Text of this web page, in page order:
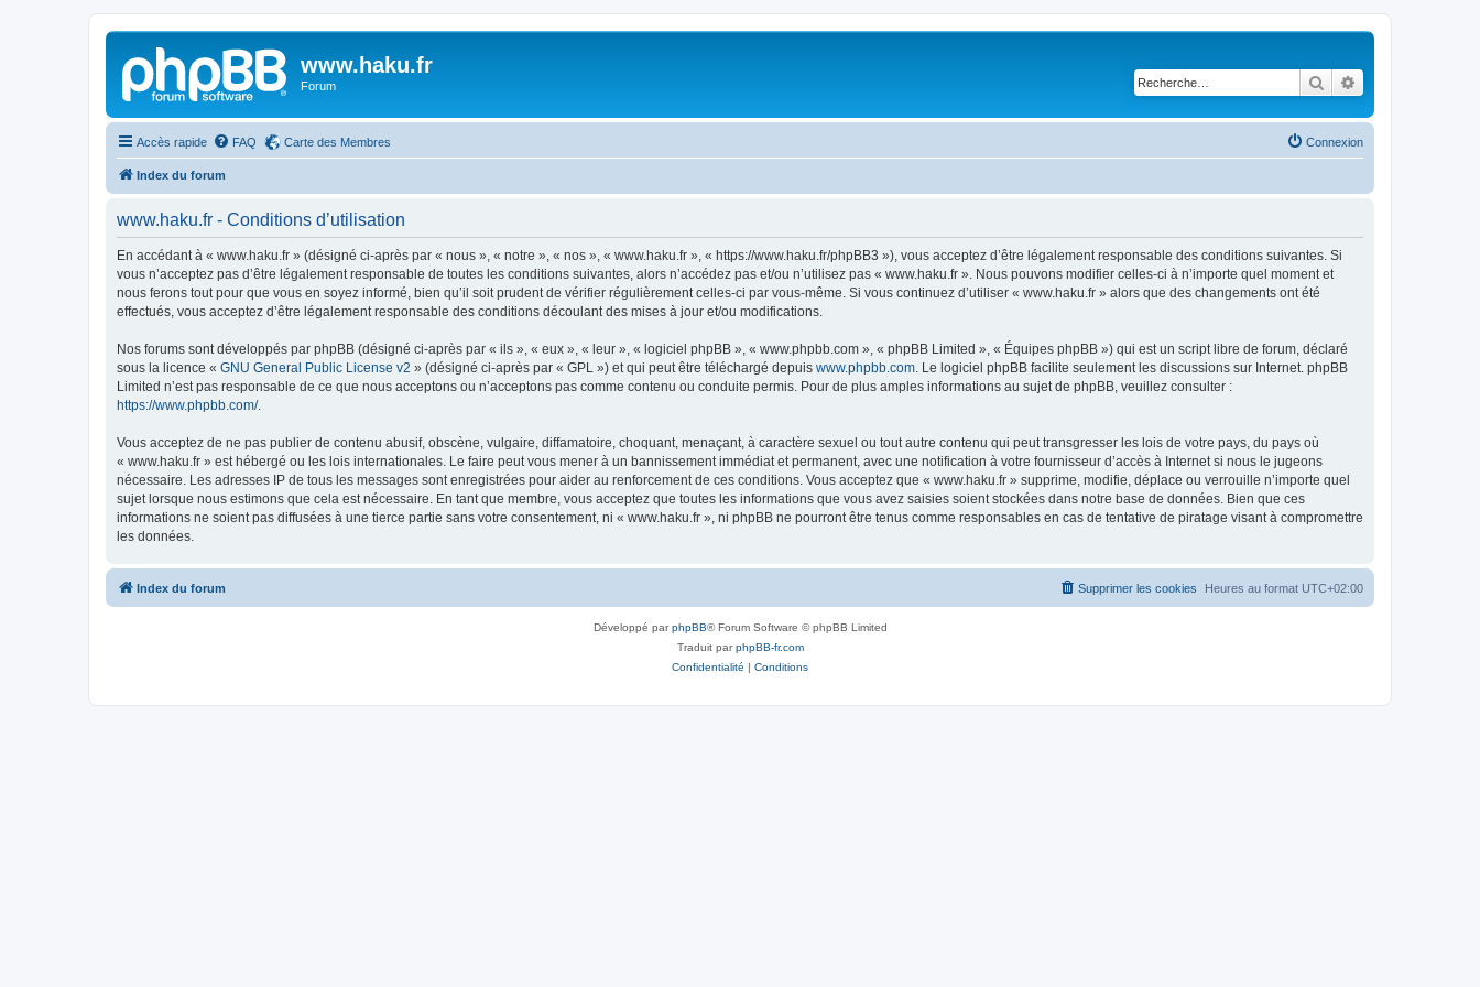
www.haku.fr
Forum Rechercher
Accès rapide FAQ Carte des Membres Connexion
Index du forum
www.haku.fr - Conditions d’utilisation
En accédant à « www.haku.fr » (désigné ci-après par « nous », « notre », « nos », « www.haku.fr », « https://www.haku.fr/phpBB3 »), vous acceptez d’être légalement responsable des conditions suivantes. Si
vous n’acceptez pas d’être légalement responsable de toutes les conditions suivantes, alors n’accédez pas et/ou n’utilisez pas « www.haku.fr ». Nous pouvons modifier celles-ci à n’importe quel moment et
nous ferons tout pour que vous en soyez informé, bien qu’il soit prudent de vérifier régulièrement celles-ci par vous-même. Si vous continuez d’utiliser « www.haku.fr » alors que des changements ont été
effectués, vous acceptez d’être légalement responsable des conditions découlant des mises à jour et/ou modifications.
Nos forums sont développés par phpBB (désigné ci-après par « ils », « eux », « leur », « logiciel phpBB », « www.phpbb.com », « phpBB Limited », « Équipes phpBB ») qui est un script libre de forum, déclaré
sous la licence « GNU General Public License v2 » (désigné ci-après par « GPL ») et qui peut être téléchargé depuis www.phpbb.com . Le logiciel phpBB facilite seulement les discussions sur Internet. phpBB
Limited n’est pas responsable de ce que nous acceptons ou n’acceptons pas comme contenu ou conduite permis. Pour de plus amples informations au sujet de phpBB, veuillez consulter :
https://www.phpbb.com/.
Vous acceptez de ne pas publier de contenu abusif, obscène, vulgaire, diffamatoire, choquant, menaçant, à caractère sexuel ou tout autre contenu qui peut transgresser les lois de votre pays, du pays où
« www.haku.fr » est hébergé ou les lois internationales. Le faire peut vous mener à un bannissement immédiat et permanent, avec une notification à votre fournisseur d’accès à Internet si nous le jugeons
nécessaire. Les adresses IP de tous les messages sont enregistrées pour aider au renforcement de ces conditions. Vous acceptez que « www.haku.fr » supprime, modifie, déplace ou verrouille n’importe quel
sujet lorsque nous estimons que cela est nécessaire. En tant que membre, vous acceptez que toutes les informations que vous avez saisies soient stockées dans notre base de données. Bien que ces
informations ne soient pas diffusées à une tierce partie sans votre consentement, ni « www.haku.fr », ni phpBB ne pourront être tenus comme responsables en cas de tentative de piratage visant à compromettre
les données.
Index du forum Heures au format UTC+02:00
Supprimer les cookies
Développé parphpBB® Forum Software © phpBB Limited
Traduit parphpBB-fr.com
Confidentialité | Conditions